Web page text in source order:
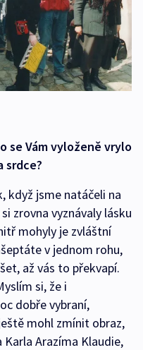
se Vám vyloženě vrylo
srdce?
když jsme natáčeli na
zrovna vyznávaly lásku
mohyly je zvláštní
v jednom rohu,
až vás to překvapí.
si, že i
dobře vybraní,
mohl zmínit obraz,
Arazíma Klaudie,